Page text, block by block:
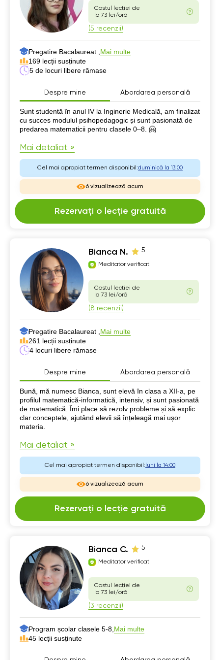
Costul lecției de
la 73 lei/oră
(5 recenzii)
Pregatire Bacalaureat , Mai multe
169 lecții susținute
5 de locuri libere rămase
Despre mine Abordarea personală
Despre mine
Sunt studentă în anul IV la Inginerie Medicală, am finalizat
cu succes modulul psihopedagogic și sunt pasionată de
predarea matematicii pentru clasele 0–8. 🤗
Mai detaliat »
Cel mai apropiat termen disponibil:duminică la 13:00
6 vizualizează acum
Rezervați o lecție gratuită
Bianca N. 5
Meditator verificat
Costul lecției de
la 73 lei/oră
(8 recenzii)
Pregatire Bacalaureat , Mai multe
261 lecții susținute
4 locuri libere rămase
Despre mine Abordarea personală
Despre mine
Bună, mă numesc Bianca, sunt elevă în clasa a XII-a, pe
profilul matematică-informatică, intensiv, și sunt pasionată
de matematică. Îmi place să rezolv probleme și să explic
clar conceptele, ajutând elevii să înțeleagă mai ușor
materia.
Mai detaliat »
Cel mai apropiat termen disponibil: luni la 14:00
6 vizualizează acum
Rezervați o lecție gratuită
Bianca C. 5
Meditator verificat
Costul lecției de
la 73 lei/oră
(3 recenzii)
Program școlar clasele 5-8, Mai multe
45 lecții susținute